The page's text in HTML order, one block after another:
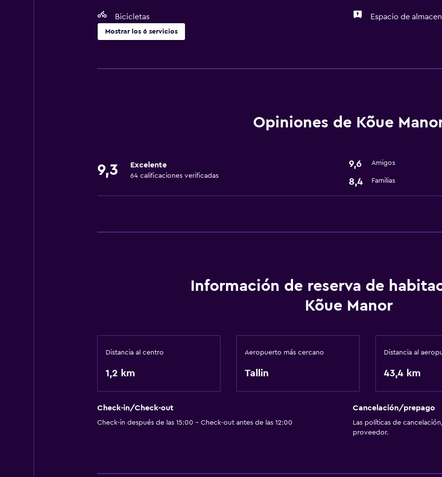
Bicicletas Espacio de
Mostrar los 6 servicios
Secador de pelo
Lavandería
Opiniones de Kõue
9,3 Excelente
64 calificaciones verificadas
9,6 Amigos
8,4 Familias
Información de reserva de
Kõue Manor
Distancia al centro
1,2 km
Aeropuerto más cercano
Tallin
Distancia al
43,4 km
Check-in/Check-out
Check-in después de las 15:00 - Check-out antes de las 12:00
Cancelación/prepago
Las políticas de
proveedor.